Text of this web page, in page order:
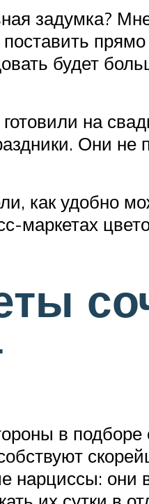
задумка?
будет
на
Они не
как удобно
маркетах
в
нарциссы: они